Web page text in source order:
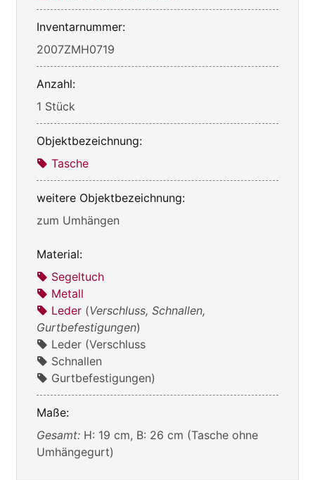
Inventarnummer:
2007ZMH0719
Anzahl:
1 Stück
Objektbezeichnung:
Tasche
weitere Objektbezeichnung:
zum Umhängen
Material:
Segeltuch
Metall
Leder (Verschluss, Schnallen,
Gurtbefestigungen)
Leder (Verschluss
Schnallen
Gurtbefestigungen)
Maße:
Gesamt: H: 19 cm, B: 26 cm (Tasche ohne
Umhängegurt)